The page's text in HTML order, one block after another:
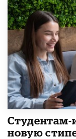
Студентам-
новую